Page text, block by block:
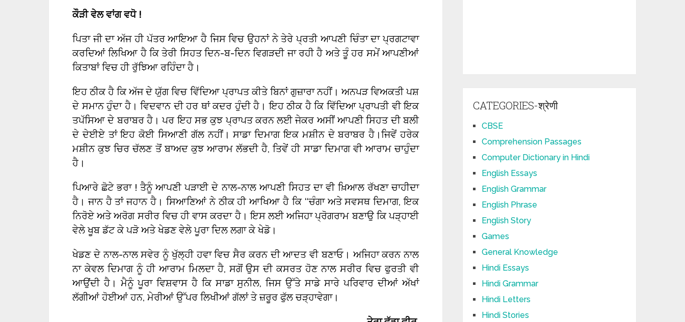
ਕੌੜੀ ਵੇਲ ਵਾਂਗ ਵਧੋ !
ਪਿਤਾ ਜੀ ਦਾ ਅੱਜ ਹੀ ਪੱਤਰ ਆਇਆ ਹੈ ਜਿਸ ਵਿਚ ਉਹਨਾਂ ਨੇ ਤੇਰੇ ਪ੍ਰਤੀ ਆਪਣੀ ਚਿੰਤਾ ਦਾ ਪ੍ਰਗਟਾਵਾ
ਕਰਦਿਆਂ ਲਿਖਿਆ ਹੈ ਕਿ ਤੇਰੀ ਸਿਹਤ ਦਿਨ-ਬ-ਦਿਨ ਵਿਗੜਦੀ ਜਾ ਰਹੀ ਹੈ ਅਤੇ ਤੂੰ ਹਰ ਸਮੇਂ ਆਪਣੀਆਂ
ਕਿਤਾਬਾਂ ਵਿਚ ਹੀ ਰੁੱਝਿਆ ਰਹਿੰਦਾ ਹੈ।
ਇਹ ਠੀਕ ਹੈ ਕਿ ਅੱਜ ਦੇ ਯੁੱਗ ਵਿਚ ਵਿੱਦਿਆ ਪ੍ਰਾਪਤ ਕੀਤੇ ਬਿਨਾਂ ਗੁਜ਼ਾਰਾ ਨਹੀਂ। ਅਨਪੜ ਵਿਅਕਤੀ ਪਸ਼
ਦੇ ਸਮਾਨ ਹੁੰਦਾ ਹੈ। ਵਿਦਵਾਨ ਦੀ ਹਰ ਥਾਂ ਕਦਰ ਹੁੰਦੀ ਹੈ। ਇਹ ਠੀਕ ਹੈ ਕਿ ਵਿੱਦਿਆ ਪ੍ਰਾਪਤੀ ਵੀ ਇਕ
ਤਪੱਸਿਆ ਦੇ ਬਰਾਬਰ ਹੈ। ਪਰ ਇਹ ਸਭ ਕੁਝ ਪ੍ਰਾਪਤ ਕਰਨ ਲਈ ਜੇਕਰ ਅਸੀਂ ਆਪਣੀ ਸਿਹਤ ਦੀ ਬਲੀ
ਦੇ ਦੇਈਏ ਤਾਂ ਇਹ ਕੋਈ ਸਿਆਣੀ ਗੱਲ ਨਹੀਂ। ਸਾਡਾ ਦਿਮਾਗ ਇਕ ਮਸ਼ੀਨ ਦੇ ਬਰਾਬਰ ਹੈ।ਜਿਵੇਂ ਹਰੇਕ
ਮਸ਼ੀਨ ਕੁਝ ਚਿਰ ਚੱਲਣ ਤੋਂ ਬਾਅਦ ਕੁਝ ਆਰਾਮ ਲੱਭਦੀ ਹੈ, ਤਿਵੇਂ ਹੀ ਸਾਡਾ ਦਿਮਾਗ ਵੀ ਆਰਾਮ ਚਾਹੁੰਦਾ
ਹੈ।
ਪਿਆਰੇ ਛੋਟੇ ਭਰਾ ! ਤੈਨੂੰ ਆਪਣੀ ਪੜਾਈ ਦੇ ਨਾਲ-ਨਾਲ ਆਪਣੀ ਸਿਹਤ ਦਾ ਵੀ ਖ਼ਿਆਲ ਰੱਖਣਾ ਚਾਹੀਦਾ
ਹੈ। ਜਾਨ ਹੈ ਤਾਂ ਜਹਾਨ ਹੈ। ਸਿਆਣਿਆਂ ਨੇ ਠੀਕ ਹੀ ਆਖਿਆ ਹੈ ਕਿ ‘‘ਚੰਗਾ ਅਤੇ ਸਵਸਥ ਦਿਮਾਗ, ਇਕ
ਨਿਰੋਏ ਅਤੇ ਅਰੋਗ ਸਰੀਰ ਵਿਚ ਹੀ ਵਾਸ ਕਰਦਾ ਹੈ। ਇਸ ਲਈ ਅਜਿਹਾ ਪ੍ਰੋਗਰਾਮ ਬਣਾਉ ਕਿ ਪੜ੍ਹਾਈ
ਵੇਲੇ ਖੂਬ ਡੱਟ ਕੇ ਪੜੋ ਅਤੇ ਖੇਡਣ ਵੇਲੇ ਪੂਰਾ ਦਿਲ ਲਗਾ ਕੇ ਖੇਡੋ।
ਖੇਡਣ ਦੇ ਨਾਲ-ਨਾਲ ਸਵੇਰ ਨੂੰ ਖੁੱਲ੍ਹੀ ਹਵਾ ਵਿਚ ਸੈਰ ਕਰਨ ਦੀ ਆਦਤ ਵੀ ਬਣਾਓ। ਅਜਿਹਾ ਕਰਨ ਨਾਲ
ਨਾ ਕੇਵਲ ਦਿਮਾਗ ਨੂੰ ਹੀ ਆਰਾਮ ਮਿਲਦਾ ਹੈ, ਸਗੋਂ ਉਸ ਦੀ ਕਸਰਤ ਹੋਣ ਨਾਲ ਸਰੀਰ ਵਿਚ ਫੁਰਤੀ ਵੀ
ਆਉਂਦੀ ਹੈ। ਮੈਨੂੰ ਪੂਰਾ ਵਿਸ਼ਵਾਸ ਹੈ ਕਿ ਸਾਡਾ ਸੁਨੀਲ, ਜਿਸ ਉੱਤੇ ਸਾਡੇ ਸਾਰੇ ਪਰਿਵਾਰ ਦੀਆਂ ਅੱਖਾਂ
ਲੱਗੀਆਂ ਹੋਈਆਂ ਹਨ, ਮੇਰੀਆਂ ਉੱਪਰ ਲਿਖੀਆਂ ਗੱਲਾਂ ਤੇ ਜ਼ਰੂਰ ਫੁੱਲ ਚੜ੍ਹਾਵੇਗਾ।
CATEGORIES-श्रेणी
CBSE
Comprehension Passages
Computer Dictionary in Hindi
English Essays
English Grammar
English Phrase
English Story
Games
General Knowledge
Hindi Essays
Hindi Grammar
Hindi Letters
Hindi Stories